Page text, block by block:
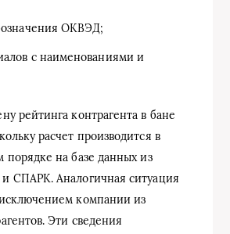
ОКВЭД;
с наименованиями и
рейтинга контрагента в бане
расчет производится в
порядке на базе данных из
СПАРК. Аналогичная ситуация
компании из
Эти сведения